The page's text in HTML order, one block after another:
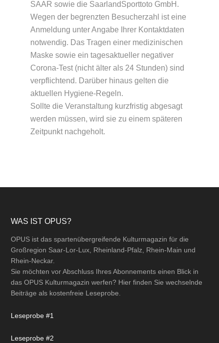
SAAR sowie die SaarlandSporttoto GmbH.
Wegen der begrenzten Besucherzahl ist eine
Anmeldung unter Angabe Ihrer Kontaktdaten
notwendig. Das Tragen einer medizinischen
Maske sowie ein tagesaktueller negativer
Corona-Test (nicht älter als 24 Stunden) sind
verpflichtend. Darüber hinaus gelten die
aktuellen Hygiene-Regeln.
Sollte die Veranstaltung kurzfristig abgesagt
werden müssen, wird sie zu einem späteren
Zeitpunkt nachgeholt.
Footer
WAS IST OPUS?
OPUS ist das spartenübergreifende Kulturmagazin für die
Großregion Saar-Lor-Lux, Rheinland-Pfalz, Rhein-Main und
Rhein-Neckar.
Sie möchten vor Abschluss Ihres Abonnements einen Blick in
das OPUS Kulturmagazin werfen? Hier finden Sie wechselnde
Beiträge als kostenfreie Leseprobe.
Leseprobe #1
Leseprobe #2